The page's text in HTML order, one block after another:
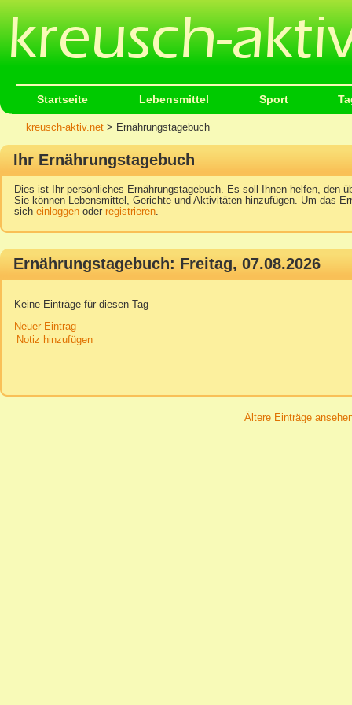
Startseite Lebensmittel Sport
kreusch-aktiv.net > Ernährungstagebuch
Ihr Ernährungstagebuch
Dies ist Ihr persönliches Ernährungstagebuch. Es soll Ihnen helfen, den
Sie können Lebensmittel, Gerichte und Aktivitäten hinzufügen. Um das
sich einloggen oder registrieren.
Ernährungstagebuch: Freitag, 07.08.2026
Keine Einträge für diesen Tag
Neuer Eintrag
Notiz hinzufügen
Ältere Einträge